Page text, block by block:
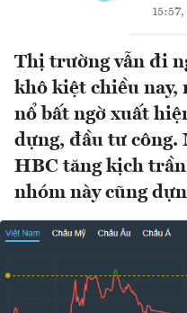
Thị trường vẫn đi
khô kiệt chiều nay,
nổ bất ngờ xuất
dựng, đầu tư công.
HBC tăng kịch
nhóm này cũng